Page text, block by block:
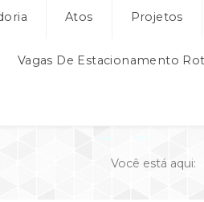
Atos Projetos
Vagas De Estacionamento
Você está aqui: